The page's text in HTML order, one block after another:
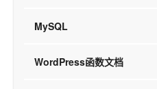
MySQL
WordPress函数文档